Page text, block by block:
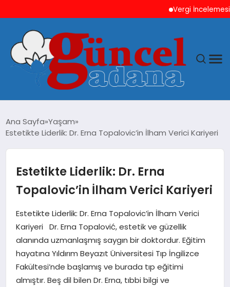
Vergi İncelemesi
YAŞAM
MAGAZIN
Ana Sayfa Yaşam
Estetikte Liderlik: Dr. Erna Topalovic’in İlham Verici Kariyeri
Estetikte Liderlik: Dr. Erna
Topalovic’in İlham Verici Kariyeri
Estetikte Liderlik: Dr. Erna Topalovic’in İlham Verici
Kariyeri Dr. Erna Topalović, estetik ve güzellik
alanında uzmanlaşmış saygın bir doktordur. Eğitim
hayatına Yıldırım Beyazıt Üniversitesi Tıp İngilizce
Fakültesi’nde başlamış ve burada tıp eğitimi
almıştır. Beş dil bilen Dr. Erna, tıbbi bilgi ve